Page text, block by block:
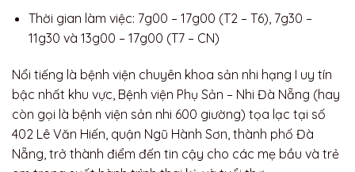
Thời gian làm việc: 7g00 – 17g00 (T2 – T6), 7g30 –
11g30 và 13g00 – 17g00 (T7 – CN)
Nổi tiếng là bệnh viện chuyên khoa sản nhi hạng I uy tín
bậc nhất khu vực, Bệnh viện Phụ Sản – Nhi Đà Nẵng (hay
còn gọi là bệnh viện sản nhi 600 giường) tọa lạc tại số
402 Lê Văn Hiến, quận Ngũ Hành Sơn, thành phố Đà
Nẵng, trở thành điểm đến tin cậy cho các mẹ bầu và trẻ